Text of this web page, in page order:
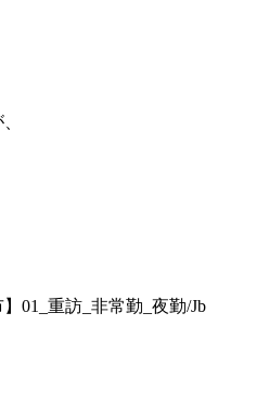
01_重訪_非常勤_夜勤/Jb